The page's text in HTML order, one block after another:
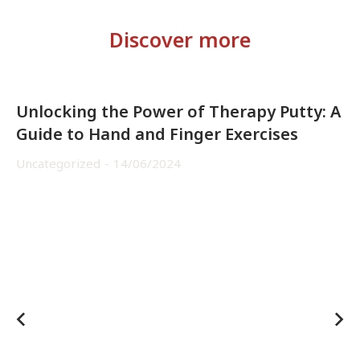
Discover more
Unlocking the Power of Therapy Putty: A
Guide to Hand and Finger Exercises
Uncategorized 14/06/2024